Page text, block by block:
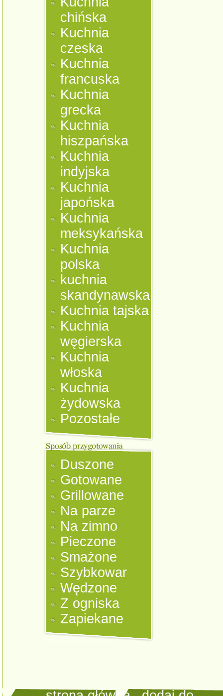
chińska
Kuchnia
czeska
Kuchnia
francuska
Kuchnia
grecka
Kuchnia
hiszpańska
Kuchnia
indyjska
Kuchnia
japońska
Kuchnia
meksykańska
Kuchnia
polska
kuchnia
skandynawska
Kuchnia tajska
Kuchnia
węgierska
Kuchnia
włoska
Kuchnia
żydowska
Pozostałe
Duszone
Gotowane
Grillowane
Na parze
Na zimno
Pieczone
Smażone
Szybkowar
Wędzone
Z ogniska
Zapiekane